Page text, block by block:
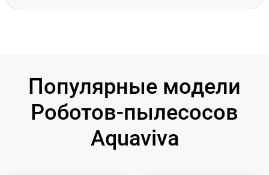
Популярные модели
Роботов-пылесосов
Aquaviva